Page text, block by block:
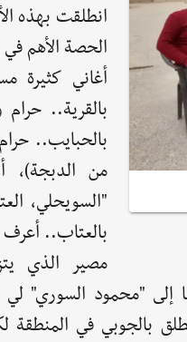
انطلقت بهذه
الحصة الأهم
أغاني كثيرة
بالقرية..
بالحبايب..
من الدبجة)،
"السويحلي،
بالعتاب..
مصير الذي
إلى "محمود السوري"
بالجوبي في المنطقة